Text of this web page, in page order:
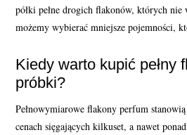
półki pełne drogich flakonów, których
możemy wybierać mniejsze pojemności,
Kiedy warto kupić pełny
próbki?
Pełnowymiarowe flakony perfum
cenach sięgających kilkuset, a nawet